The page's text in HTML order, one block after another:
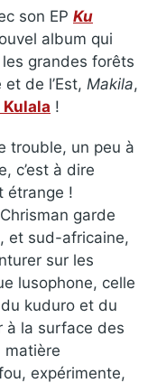
son EP Ku
album qui
les grandes forêts
de l’Est, Makila,
!
trouble, un peu à
c’est à dire
étrange !
garde
et sud-africaine,
sur les
lusophone, celle
kuduro et du
à la surface des
matière
expérimente,